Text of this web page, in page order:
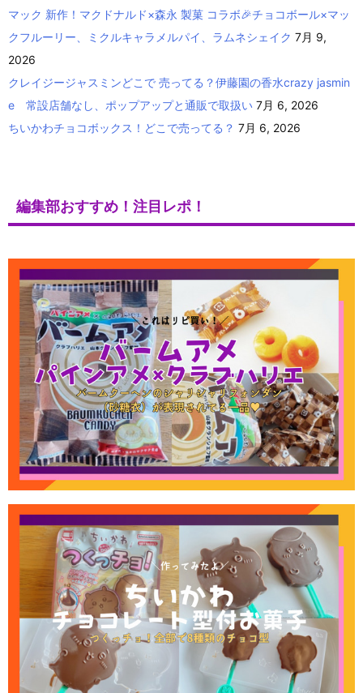
マック 新作！マクドナルド×森永 製菓 コラボ🎉チョコボール×マッ
クフルーリー、ミクルキャラメルパイ、ラムネシェイク 7月 9,
2026
クレイジージャスミンどこで 売ってる？伊藤園の香水crazy jasmin
e 常設店舗なし、ポップアップと通販で取扱い 7月 6, 2026
ちいかわチョコボックス！どこで売ってる？ 7月 6, 2026
編集部おすすめ！注目レポ！